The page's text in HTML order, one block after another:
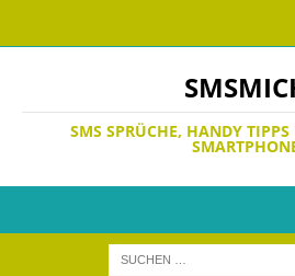
SMS SPRÜCHE, HANDY